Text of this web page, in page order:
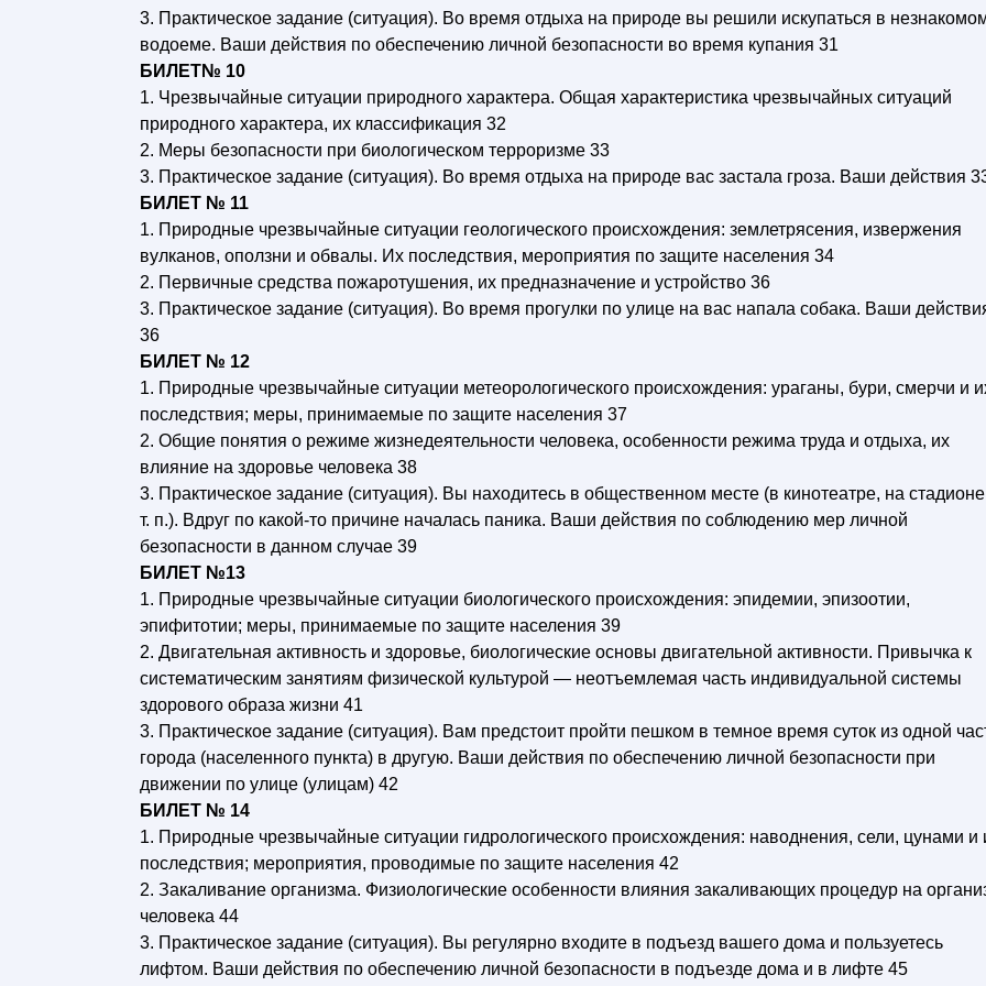
3. Практическое задание (ситуация). Во время отдыха на природе вы решили искупаться в
водоеме. Ваши действия по обеспечению личной безопасности во время купания 31
БИЛЕТ№ 10
1. Чрезвычайные ситуации природного характера. Общая характеристика чрезвычайных ситуаций
природного характера, их классификация 32
2. Меры безопасности при биологическом терроризме 33
3. Практическое задание (ситуация). Во время отдыха на природе вас застала гроза. Ваши действия
БИЛЕТ № 11
1. Природные чрезвычайные ситуации геологического происхождения: землетрясения, извержения
вулканов, оползни и обвалы. Их последствия, мероприятия по защите населения 34
2. Первичные средства пожаротушения, их предназначение и устройство 36
3. Практическое задание (ситуация). Во время прогулки по улице на вас напала собака. Ваши
36
БИЛЕТ № 12
1. Природные чрезвычайные ситуации метеорологического происхождения: ураганы, бури, смерчи и
последствия; меры, принимаемые по защите населения 37
2. Общие понятия о режиме жизнедеятельности человека, особенности режима труда и отдыха, их
влияние на здоровье человека 38
3. Практическое задание (ситуация). Вы находитесь в общественном месте (в кинотеатре, на
т. п.). Вдруг по какой-то причине началась паника. Ваши действия по соблюдению мер личной
безопасности в данном случае 39
БИЛЕТ №13
1. Природные чрезвычайные ситуации биологического происхождения: эпидемии, эпизоотии,
эпифитотии; меры, принимаемые по защите населения 39
2. Двигательная активность и здоровье, биологические основы двигательной активности. Привычка к
систематическим занятиям физической культурой — неотъемлемая часть индивидуальной системы
здорового образа жизни 41
3. Практическое задание (ситуация). Вам предстоит пройти пешком в темное время суток из одной
города (населенного пункта) в другую. Ваши действия по обеспечению личной безопасности при
движении по улице (улицам) 42
БИЛЕТ № 14
1. Природные чрезвычайные ситуации гидрологического происхождения: наводнения, сели, цунами и
последствия; мероприятия, проводимые по защите населения 42
2. Закаливание организма. Физиологические особенности влияния закаливающих процедур на
человека 44
3. Практическое задание (ситуация). Вы регулярно входите в подъезд вашего дома и пользуетесь
лифтом. Ваши действия по обеспечению личной безопасности в подъезде дома и в лифте 45